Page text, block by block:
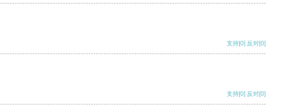
支持[0] 反对[0]
支持[0] 反对[0]